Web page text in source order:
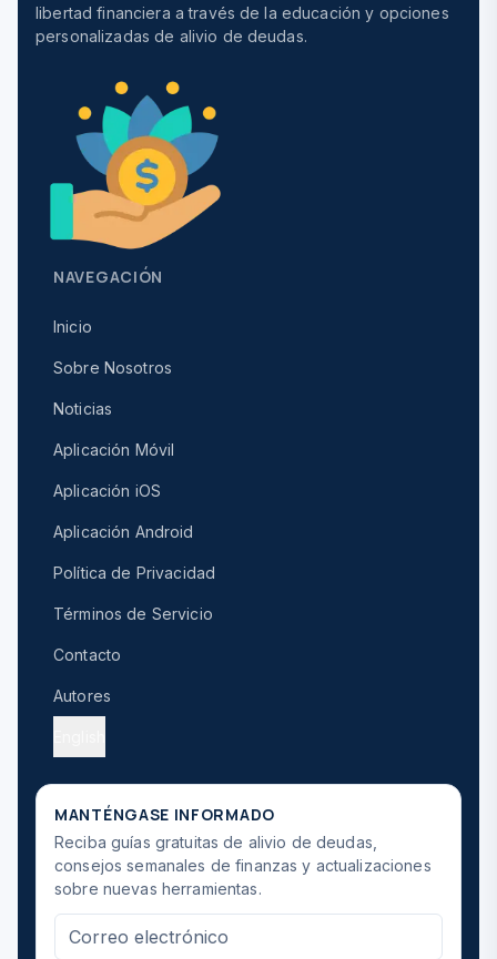
libertad financiera a través de la educación y opciones
personalizadas de alivio de deudas.
NAVEGACIÓN
Inicio
Sobre Nosotros
Noticias
Aplicación Móvil
Aplicación iOS
Aplicación Android
Política de Privacidad
Términos de Servicio
Contacto
Autores
MANTÉNGASE INFORMADO
Reciba guías gratuitas de alivio de deudas,
consejos semanales de finanzas y actualizaciones
sobre nuevas herramientas.